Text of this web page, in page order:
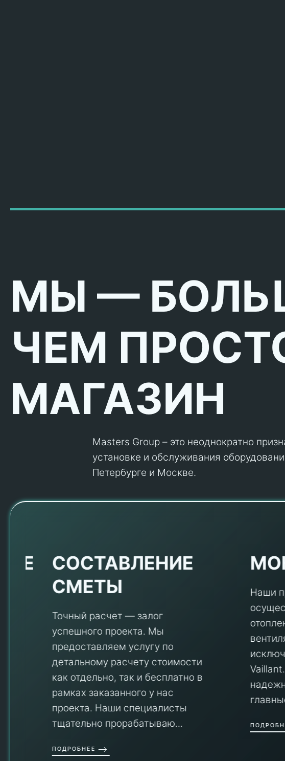
МЫ —
ЧЕМ
МАГАЗИН
Masters Group – это неоднократно
установке и обслуживания
Петербурге и Москве.
СОСТАВЛЕНИЕ
СМЕТЫ
Точный расчет — залог
успешного проекта. Мы
предоставляем услугу по
детальному расчету стоимости
как отдельно, так и бесплатно в
рамках заказанного у нас
проекта. Наши специалисты
тщательно прорабатываю...
ПОДРОБНЕЕ
Наши
отопления,
Vaillant.
главные
ПОДРОБНЕЕ